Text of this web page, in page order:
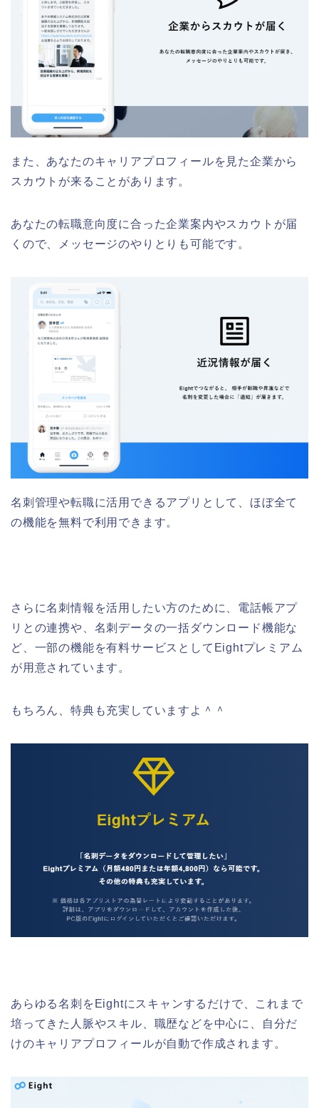
また、あなたのキャリアプロフィールを見た企業から
スカウトが来ることがあります。
あなたの転職意向度に合った企業案内やスカウトが届
くので、メッセージのやりとりも可能です。
名刺管理や転職に活用できるアプリとして、ほぼ全て
の機能を無料で利用できます。
さらに名刺情報を活用したい方のために、電話帳アプ
リとの連携や、名刺データの一括ダウンロード機能な
ど、一部の機能を有料サービスとしてEightプレミアム
が用意されています。
もちろん、特典も充実していますよ＾＾
あらゆる名刺をEightにスキャンするだけで、これまで
培ってきた人脈やスキル、職歴などを中心に、自分だ
けのキャリアプロフィールが自動で作成されます。